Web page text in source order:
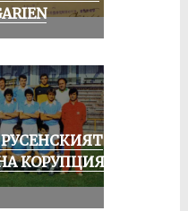
РУСЕНСКИЯТ
КОРУПЦИЯТА